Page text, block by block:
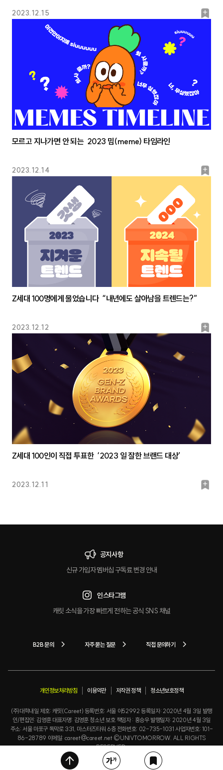
위 글 북
2023.12.15
북
2023.12.14
북
모르고 지나가면 안 되는 2023 밈(meme) 타임라인
2023.12.12
북
Z세대 100명에게 물었습니다 “내년에도 살아남을 트렌드는?”
2023.12.11
북
Z세대 100인이 직접 투표한 ‘2023 일 잘한 브랜드 대상’
공지사항
신규 가입자 멤버십 구독료 변경 안내
인스타그램
캐릿 소식을 가장 빠르게 전하는 공식 SNS 채널
B2B 문의 자주 묻는 질문 직접 문의하기
개인정보처리방침 이용약관 저작권 정책 청소년보호정책
(주)대학내일 제호: 캐릿(Careet) 등록번호: 서울 아52992 등록일자: 2020년 4월 3일 발행
인/편집인: 김영훈 대표자명: 김영훈 청소년 보호 책임자 : 홍승우 발행일자: 2020년 4월 3일
주소: 서울 마포구 독막로 331, 마스터즈타워 6층 전화번호: 02-735-1031 사업자번호: 101-
86-28789 이메일: careet@careet.net ©UNIVTOMORROW. ALL RIGHTS
RESERVED.